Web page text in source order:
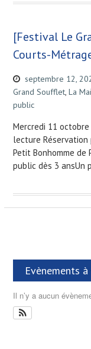
[Festival Le
Courts-
septembre 12,
Grand Soufflet, La
public
Mercredi 11
lecture
Petit Bonhomme de
public dès 3 ansUn
Evènements
Il n’y a aucun